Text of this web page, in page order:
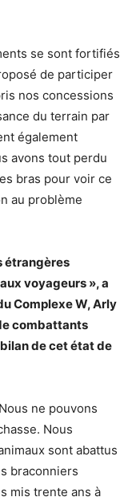
se sont fortifiés
de participer
nos concessions
du terrain par
également
avons tout perdu
bras pour voir ce
au problème
étrangères
voyageurs », a
Complexe W, Arly
combattants
de cet état de
ne pouvons
Nous
sont abattus
braconniers
mis trente ans à